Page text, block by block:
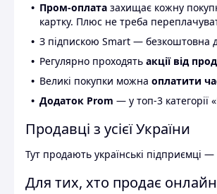
Пром-оплата захищає кожну
картку. Плюс не треба
З підпискою Smart — безкоштовна
Регулярно проходять акції від
Великі покупки можна оплатити
Додаток Prom — у топ-3 категорії
Продавці з усієї України
Тут продають українські підприємці
Для тих, хто продає онлайн